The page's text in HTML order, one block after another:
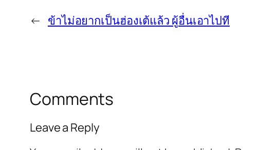
← ข้าไม่อยากเป็นฮ่องเต้แล้ว ผู้อื่นเอาไปที
Comments
Leave a Reply